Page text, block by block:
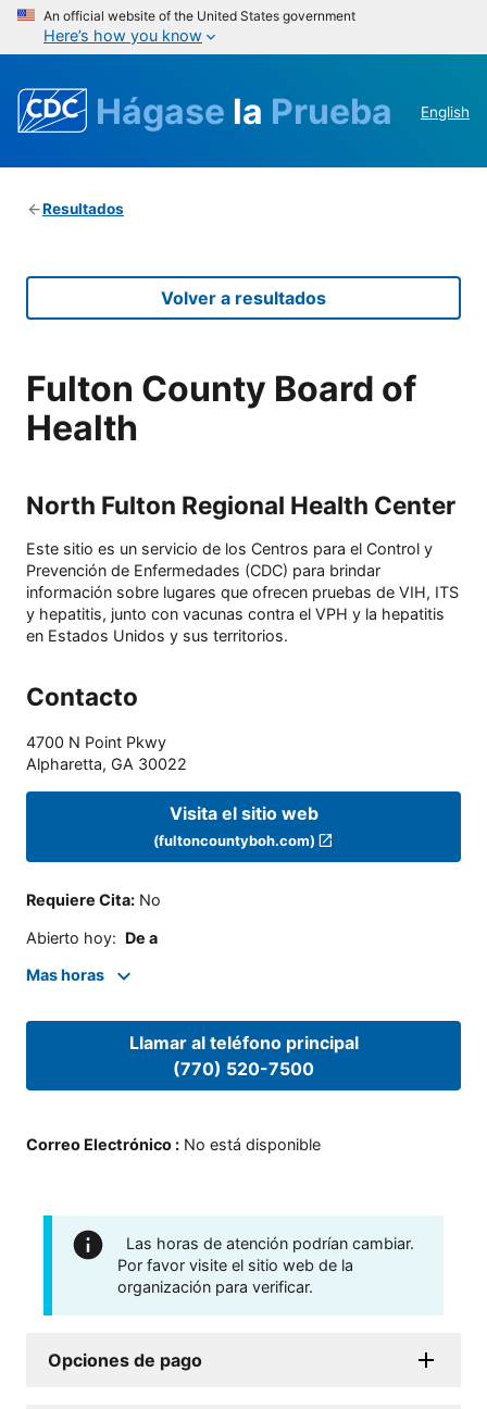
An official website of the United States government
Here’s how you know
Hágase la Prueba English
Resultados
Volver a resultados
Fulton County Board of
Health
North Fulton Regional Health Center
Este sitio es un servicio de los Centros para el Control y
Prevención de Enfermedades (CDC) para brindar
información sobre lugares que ofrecen pruebas de VIH, ITS
y hepatitis, junto con vacunas contra el VPH y la hepatitis
en Estados Unidos y sus territorios.
Contacto
4700 N Point Pkwy
Alpharetta, GA 30022
Visita el sitio web
(fultoncountyboh.com)
Requiere Cita: No
Abierto hoy: De a
Mas horas
Llamar al teléfono principal
(770) 520-7500
Correo Electrónico : No está disponible
Las horas de atención podrían cambiar.
Por favor visite el sitio web de la
organización para verificar.
Opciones de pago